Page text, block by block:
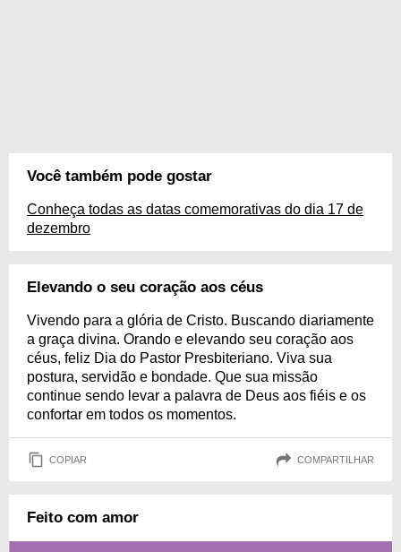
Você também pode gostar
Conheça todas as datas comemorativas do dia 17 de
dezembro
Elevando o seu coração aos céus
Vivendo para a glória de Cristo. Buscando diariamente
a graça divina. Orando e elevando seu coração aos
céus, feliz Dia do Pastor Presbiteriano. Viva sua
postura, servidão e bondade. Que sua missão
continue sendo levar a palavra de Deus aos fiéis e os
confortar em todos os momentos.
COPIAR COMPARTILHAR
Feito com amor